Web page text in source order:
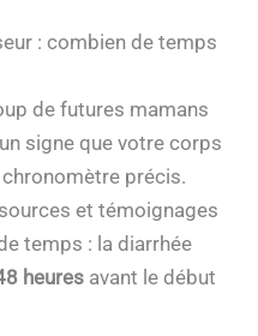
: combien de temps
de futures mamans
signe que votre corps
chronomètre précis.
et témoignages
temps : la diarrhée
heures avant le début